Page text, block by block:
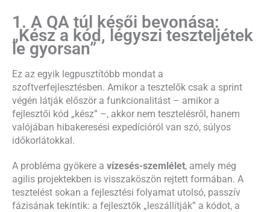
1. A QA túl késői bevonása:
„Kész a kód, légyszi teszteljétek
le gyorsan”
Ez az egyik legpusztítóbb mondat a
szoftverfejlesztésben. Amikor a tesztelők csak a sprint
végén látják először a funkcionalitást – amikor a
fejlesztői kód „kész” –, akkor nem tesztelésről, hanem
valójában hibakeresési expedícióról van szó, súlyos
időkorlátokkal.
A probléma gyökere a vízesés-szemlélet, amely még
agilis projektekben is visszaköszön rejtett formában. A
tesztelést sokan a fejlesztési folyamat utolsó, passzív
fázisának tekintik: a fejlesztők „leszállítják” a kódot, a